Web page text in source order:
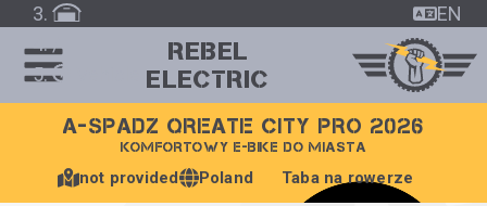
/
EN
REBEL
ELECTRIC
A-SPADZ QREATE CITY PRO 2026
KOMFORTOWY E-BIKE DO MIASTA
not provided Poland Taba na rowerze